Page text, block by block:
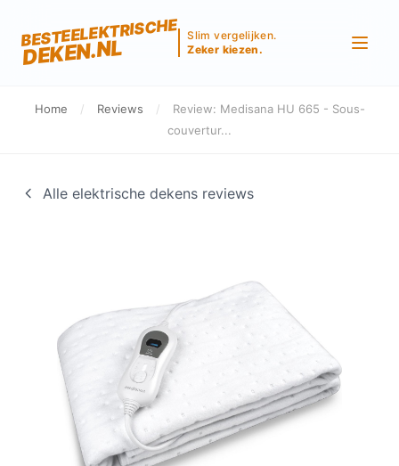
BESTEELEKTRISCHE
DEKEN.NL
Slim vergelijken.
Zeker kiezen.
Home / Reviews /
Review: Medisana HU 665 - Sous-
couvertur...
Alle elektrische dekens reviews